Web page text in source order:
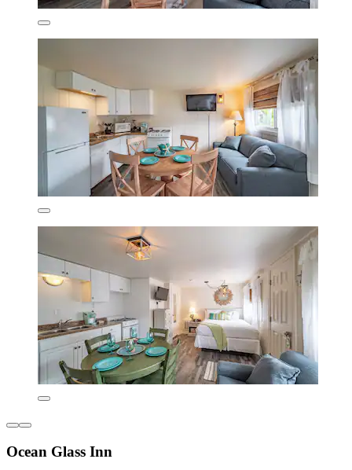
Ocean Glass Inn